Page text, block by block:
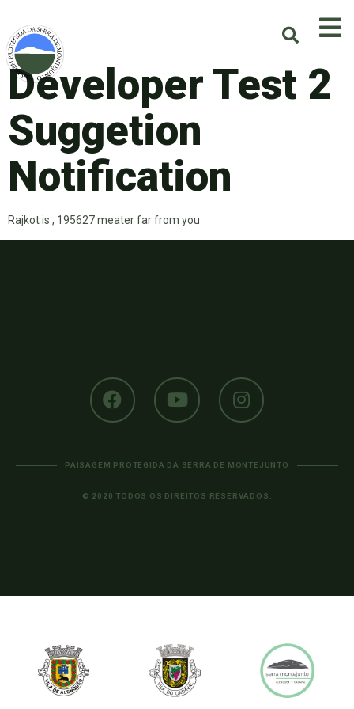
Developer Test 2
Suggetion
Notification
Rajkot is , 195627 meater far from you
PAISAGEM PROTEGIDA DA SERRA DE MONTEJUNTO
© 2020 TODOS OS DIREITOS RESERVADOS.